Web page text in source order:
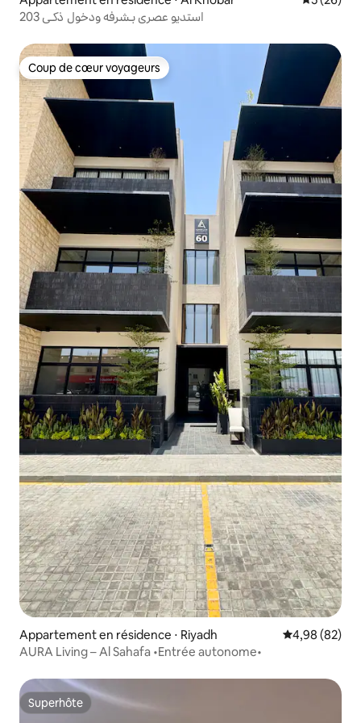
203 استديو عصري بـشرفه ودخول ذكـي
Coup de cœur voyageurs
Coup de cœur voyageurs
Appartement en résidence ⋅ Riyadh Évaluation
4,98 (82)
AURA Living – Al Sahafa •Entrée autonome•
Superhôte
Superhôte